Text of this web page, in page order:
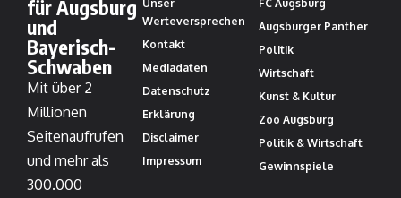
für Augsburg
und
Bayerisch-
Schwaben
Mit über 2
Millionen
Seitenaufrufen
und mehr als
300.000
Unser
Werteversprechen
Kontakt
Mediadaten
Datenschutz
Erklärung
Disclaimer
Impressum
FC Augsburg
Augsburger Panther
Politik
Wirtschaft
Kunst & Kultur
Zoo Augsburg
Politik & Wirtschaft
Gewinnspiele